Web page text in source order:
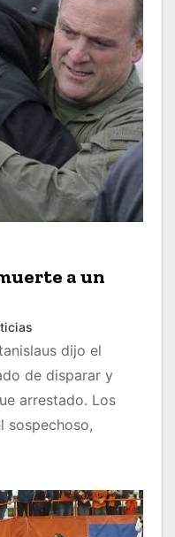
a un
dijo el
de disparar y
arrestado. Los
sospechoso,